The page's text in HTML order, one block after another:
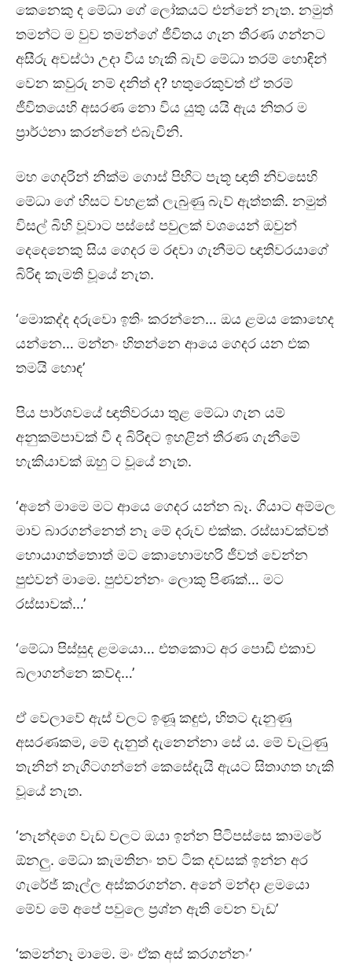
කෙනෙකු ද මේධා ගේ ලෝකයට එන්නේ නැත. නමුත්
තමන්ට ම වුව තමන්ගේ ජීවිතය ගැන තීරණ ගන්නට
අසීරු අවස්ථා උදා විය හැකි බැව් මේධා තරම් හොඳින්
වෙන කවුරු නම් දනිත් ද? හතුරෙකුවත් ඒ තරම්
ජීවිතයෙහි අසරණ නො විය යුතු යයි ඇය නිතර ම
ප්‍රාර්ථනා කරන්නේ එබැවිනි.
මහ ගෙදරින් නික්ම ගොස් පිහිට පැතූ ඥාති නිවසෙහි
මේධා ගේ හිසට වහළක් ලැබුණු බැව් ඇත්තකි. නමුත්
විසල් බිහි වූවාට පස්සේ පවුලක් වශයෙන් ඔවුන්
දෙදෙනෙකු සිය ගෙදර ම රඳවා ගැනීමට ඥාතිවරයාගේ
බිරිඳ කැමති වූයේ නැත.
‘මොකද්ද දරුවො ඉතිං කරන්නෙ… ඔය ළමය කොහෙද
යන්නෙ… මන්නං හිතන්නෙ ආයෙ ගෙදර යන එක
තමයි හොඳ’
පිය පාර්ශවයේ ඥාතිවරයා තුළ මේධා ගැන යම්
අනුකම්පාවක් වී ද බිරිඳට ඉහළින් තීරණ ගැනීමේ
හැකියාවක් ඔහු ට වූයේ නැත.
‘අනේ මාමෙ මට ආයෙ ගෙදර යන්න බෑ. ගියාට අම්මල
මාව බාරගන්නෙත් නෑ මේ දරුව එක්ක. රස්සාවක්වත්
හොයාගත්තොත් මට කොහොමහරි ජීවත් වෙන්න
පුළුවන් මාමෙ. පුළුවන්නං ලොකු පිණක්… මට
රස්සාවක්…’
‘මේධා පිස්සුද ළමයො… එතකොට අර පොඩි එකාව
බලාගන්නෙ කව්ද…’
ඒ වෙලාවේ ඇස් වලට ඉණූ කඳුළු, හිතට දැනුණු
අසරණකම, මේ දැනුත් දැනෙන්නා සේ ය. මේ වැටුණු
තැනින් නැගිටගන්නේ කෙසේදැයි ඇයට සිතාගත හැකි
වූයේ නැත.
‘නැන්දගෙ වැඩ වලට ඔයා ඉන්න පිටිපස්සෙ කාමරේ
ඕනලු. මේධා කැමතිනං තව ටික දවසක් ඉන්න අර
ගැරේජ් කෑල්ල අස්කරගන්න. අනේ මන්දා ළමයො
මේව මේ අපේ පවුලෙ ප්‍රශ්න ඇති වෙන වැඩ’
‘කමන්නෑ මාමෙ. මං ඒක අස් කරගන්නං’